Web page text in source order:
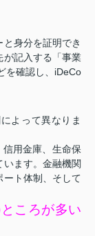
身分を証明でき
が記入する「事業
を確認し、iDeCo
よって異なりま
用金庫、生命保
ます。金融機関
ート体制、そして
ころが多い